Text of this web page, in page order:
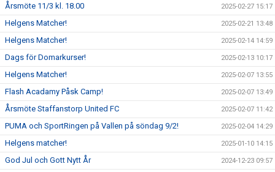
Årsmöte 11/3 kl. 18.00 2025-02-27 15:17
Helgens Matcher! 2025-02-21 13:48
Helgens Matcher! 2025-02-14 14:59
Dags för Domarkurser! 2025-02-13 10:17
Helgens Matcher! 2025-02-07 13:55
Flash Acadamy Påsk Camp! 2025-02-07 13:49
Årsmöte Staffanstorp United FC 2025-02-07 11:42
PUMA och SportRingen på Vallen på söndag 9/2! 2025-02-04 14:29
Helgens matcher! 2025-01-10 14:15
God Jul och Gott Nytt År 2024-12-23 09:57